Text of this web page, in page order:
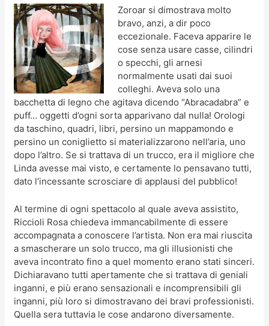
Zoroar si dimostrava molto
bravo, anzi, a dir poco
eccezionale. Faceva apparire le
cose senza usare casse, cilindri
o specchi, gli arnesi
normalmente usati dai suoi
colleghi. Aveva solo una
bacchetta di legno che agitava dicendo “Abracadabra” e
puff… oggetti d’ogni sorta apparivano dal nulla! Orologi
da taschino, quadri, libri, persino un mappamondo e
persino un coniglietto si materializzarono nell’aria, uno
dopo l’altro. Se si trattava di un trucco, era il migliore che
Linda avesse mai visto, e certamente lo pensavano tutti,
dato l’incessante scrosciare di applausi del pubblico!
Al termine di ogni spettacolo al quale aveva assistito,
Riccioli Rosa chiedeva immancabilmente di essere
accompagnata a conoscere l’artista. Non era mai riuscita
a smascherare un solo trucco, ma gli illusionisti che
aveva incontrato fino a quel momento erano stati sinceri.
Dichiaravano tutti apertamente che si trattava di geniali
inganni, e più erano sensazionali e incomprensibili gli
inganni, più loro si dimostravano dei bravi professionisti.
Quella sera tuttavia le cose andarono diversamente.